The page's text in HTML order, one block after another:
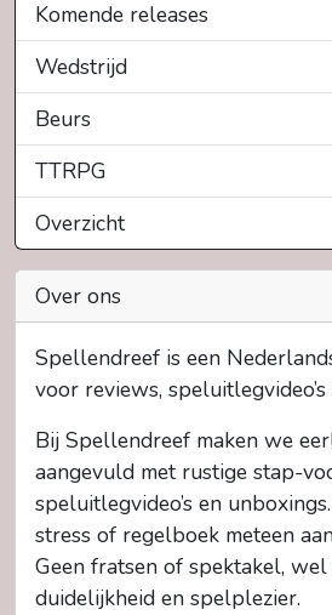
Komende releases
Wedstrijd
Beurs
TTRPG
Overzicht
Over ons
Spellendreef is een
voor reviews,
Bij Spellendreef maken we
aangevuld met rustige stap-
speluitlegvideo’s en
stress of regelboek meteen
Geen fratsen of spektakel, wel
duidelijkheid en spelplezier.